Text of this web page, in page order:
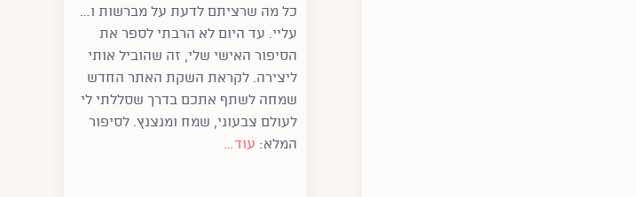
כל מה שרציתם לדעת על מברשות ו…
עליי. עד היום לא הרבתי לספר את
הסיפור האישי שלי, זה שהוביל אותי
ליצירה. לקראת השקת האתר החדש
שמחה לשתף אתכם בדרך שסללתי לי
לעולם צבעוני, שמח ומנצנץ. לסיפור
המלא: עוד…